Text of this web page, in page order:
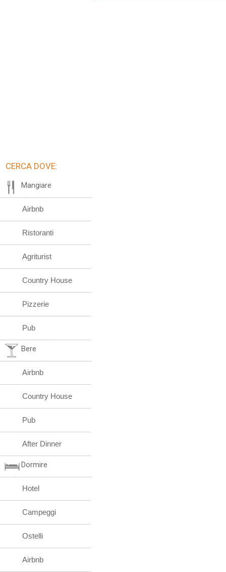
CERCA DOVE:
Mangiare
Airbnb
Ristoranti
Agriturist
Country House
Pizzerie
Pub
Bere
Airbnb
Country House
Pub
After Dinner
Dormire
Hotel
Campeggi
Ostelli
Airbnb